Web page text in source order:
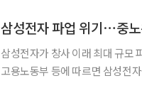
삼성전자 파업 위기⋯중
삼성전자가 창사 이래 최대 규모
고용노동부 등에 따르면 삼성전